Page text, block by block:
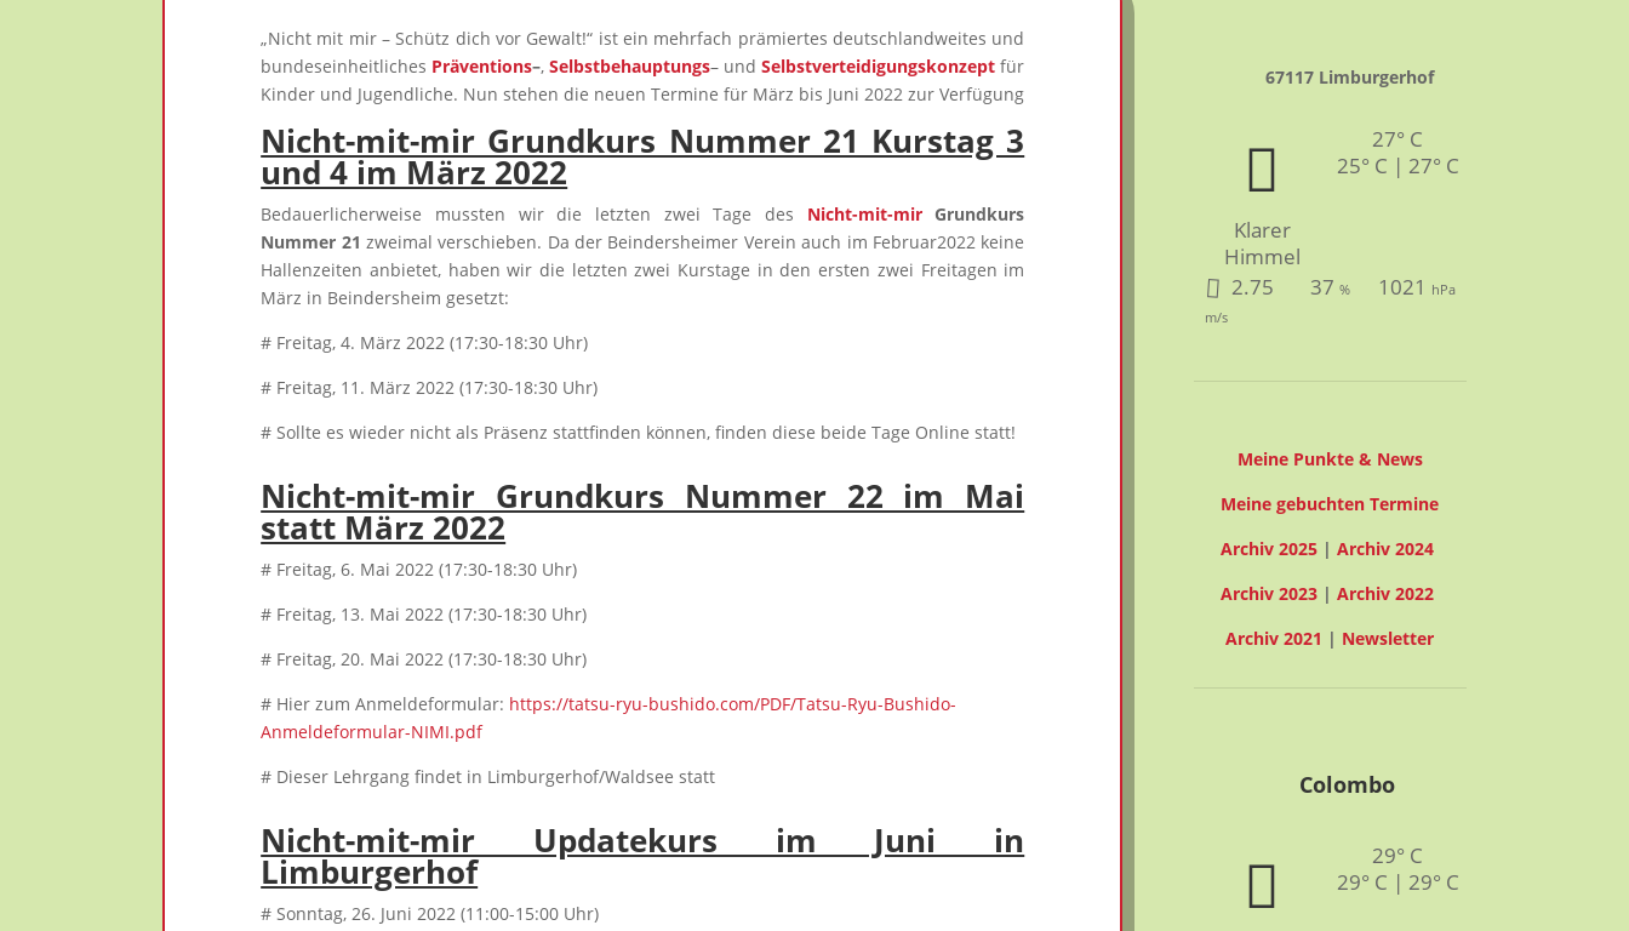
„Nicht mit mir – Schütz dich vor Gewalt!“ ist ein mehrfach prämiertes deutschlandweites und
bundeseinheitliches Präventions–,Selbstbehauptungs– undSelbstverteidigungskonzept für
Kinder und Jugendliche. Nun stehen die neuen Termine für März bis Juni 2022 zur Verfügung
Nicht-mit-mir Grundkurs Nummer 21 Kurstag 3
und 4 im März 2022
Bedauerlicherweise mussten wir die letzten zwei Tage des Nicht-mit-mirGrundkurs
Nummer 21 zweimal verschieben. Da der Beindersheimer Verein auch im Februar2022 keine
Hallenzeiten anbietet, haben wir die letzten zwei Kurstage in den ersten zwei Freitagen im
März in Beindersheim gesetzt:
# Freitag, 4. März 2022 (17:30-18:30 Uhr)
# Freitag, 11. März 2022 (17:30-18:30 Uhr)
# Sollte es wieder nicht als Präsenz stattfinden können, finden diese beide Tage Online statt!
Nicht-mit-mir Grundkurs Nummer 22 im Mai
statt März 2022
# Freitag, 6. Mai 2022 (17:30-18:30 Uhr)
# Freitag, 13. Mai 2022 (17:30-18:30 Uhr)
# Freitag, 20. Mai 2022 (17:30-18:30 Uhr)
# Hier zum Anmeldeformular: https://tatsu-ryu-bushido.com/PDF/Tatsu-Ryu-Bushido-
Anmeldeformular-NIMI.pdf
# Dieser Lehrgang findet in Limburgerhof/Waldsee statt
Nicht-mit-mir Updatekurs im Juni in
Limburgerhof
# Sonntag, 26. Juni 2022 (11:00-15:00 Uhr)
67117 Limburgerhof
Klarer
Himmel
27° C
25° C | 27° C
2.75
m/s
37 % 1021 hPa
Meine Punkte & News
Meine gebuchten Termine
Archiv 2025 |Archiv 2024
Archiv 2023 |Archiv 2022
Archiv 2021 | Newsletter
Colombo
29° C
29° C | 29° C